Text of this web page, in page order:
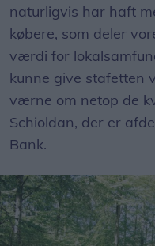
naturligvis har haft
købere, som deler
værdi for
kunne give stafetten
værne om netop de
Schioldan, der er
Bank.